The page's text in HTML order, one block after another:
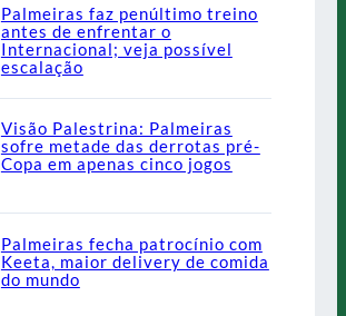
Palmeiras faz penúltimo treino
antes de enfrentar o
Internacional; veja possível
escalação
Visão Palestrina: Palmeiras
sofre metade das derrotas pré-
Copa em apenas cinco jogos
Palmeiras fecha patrocínio com
Keeta, maior delivery de comida
do mundo